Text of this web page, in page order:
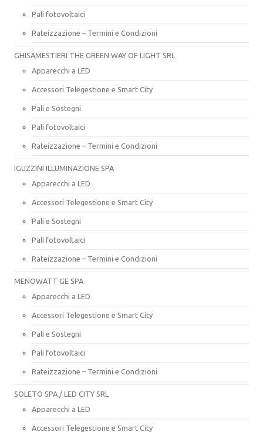
Pali fotovoltaici
Rateizzazione – Termini e Condizioni
GHISAMESTIERI THE GREEN WAY OF LIGHT SRL
Apparecchi a LED
Accessori Telegestione e Smart City
Pali e Sostegni
Pali fotovoltaici
Rateizzazione – Termini e Condizioni
IGUZZINI ILLUMINAZIONE SPA
Apparecchi a LED
Accessori Telegestione e Smart City
Pali e Sostegni
Pali fotovoltaici
Rateizzazione – Termini e Condizioni
MENOWATT GE SPA
Apparecchi a LED
Accessori Telegestione e Smart City
Pali e Sostegni
Pali fotovoltaici
Rateizzazione – Termini e Condizioni
SOLETO SPA / LED CITY SRL
Apparecchi a LED
Accessori Telegestione e Smart City